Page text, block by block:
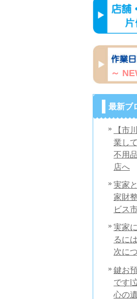
～
最新ブ
【市
業し
不用
店へ
実家
家財
ビス
実家
るに
次に
鍵お
です|
心の